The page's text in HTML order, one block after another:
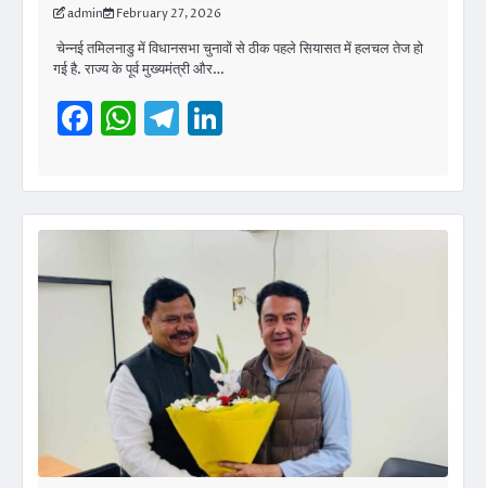
admin February 27, 2026
चेन्नई तमिलनाडु में विधानसभा चुनावों से ठीक पहले सियासत में हलचल तेज हो
गई है. राज्य के पूर्व मुख्यमंत्री और…
Facebook
WhatsApp
Telegram